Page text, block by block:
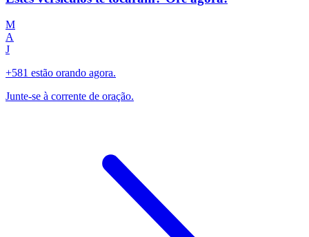
M
A
J
+581 estão orando agora.
Junte-se à corrente de oração.